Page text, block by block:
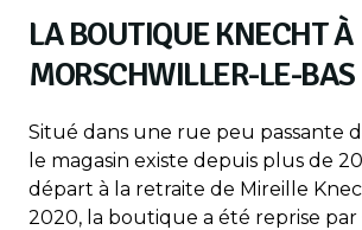
LA BOUTIQUE KNECHT À
MORSCHWILLER-LE-BAS
Situé dans une rue peu passante
le magasin existe depuis plus de
départ à la retraite de Mireille
2020, la boutique a été reprise par